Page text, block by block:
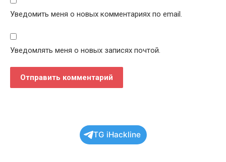
Уведомить меня о новых комментариях по email.
Уведомлять меня о новых записях почтой.
TG iHackline